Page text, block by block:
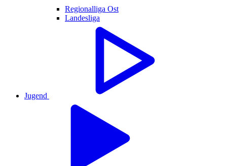
Regionalliga Ost
Landesliga
Jugend